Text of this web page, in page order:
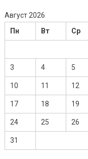
Август 2026
Пн
Вт Ср
3 4 5
10 11 12
17 18 19
24 25 26
31